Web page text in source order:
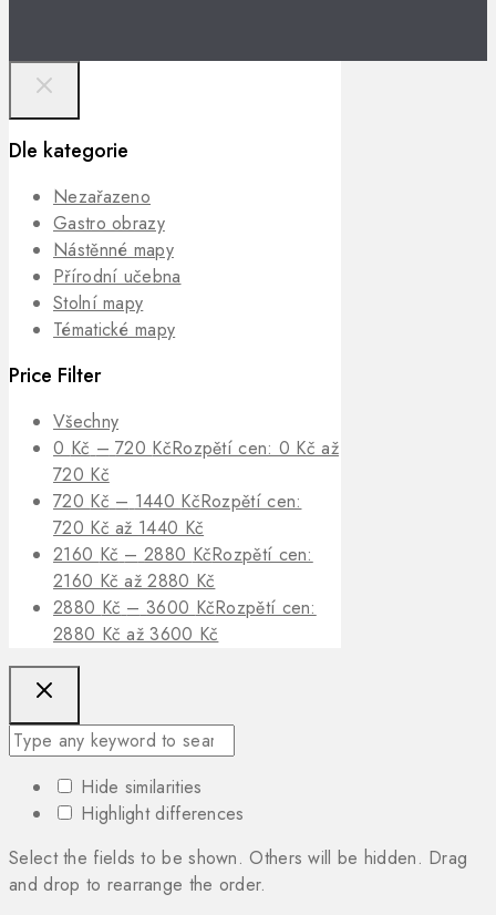
Dle kategorie
Nezařazeno
Gastro obrazy
Nástěnné mapy
Přírodní učebna
Stolní mapy
Tématické mapy
Price Filter
Všechny
0 Kč – 720 KčRozpětí cen: 0 Kč až
720 Kč
720 Kč – 1440 KčRozpětí cen:
720 Kč až 1440 Kč
2160 Kč – 2880 KčRozpětí cen:
2160 Kč až 2880 Kč
2880 Kč – 3600 KčRozpětí cen:
2880 Kč až 3600 Kč
Hide similarities
Highlight differences
Select the fields to be shown. Others will be hidden. Drag
and drop to rearrange the order.